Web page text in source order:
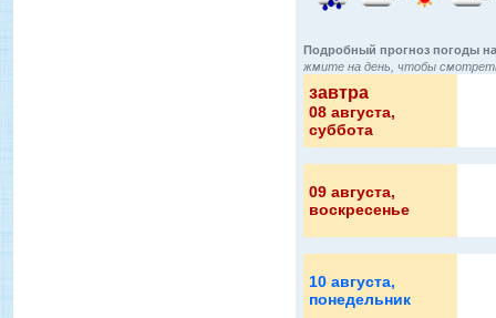
Подробный прогноз погоды
жмите на день, чтобы
завтра
08 августа,
суббота
09 августа,
воскресенье
10 августа,
понедельник